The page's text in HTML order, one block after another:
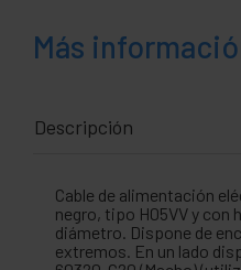
Más
Descripción
Cable de alimentación
negro, tipo H05VV y con
diámetro. Dispone de
extremos. En un lado